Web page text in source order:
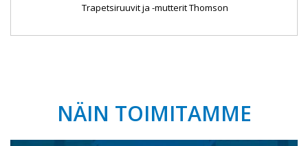
Trapetsiruuvit ja -mutterit Thomson
NÄIN TOIMITAMME